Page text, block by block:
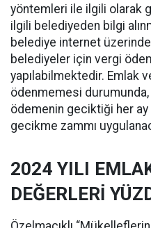
yöntemleri ile ilgili olarak
ilgili belediyeden bilgi
belediye internet
belediyeler için vergi
yapılabilmektedir. Emlak
ödenmemesi
ödemenin geciktiği her
gecikme zammı
2024 YILI
DEĞERLERİ̇